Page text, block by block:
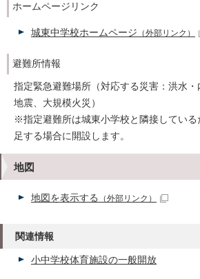
ホームページリンク
城東中学校ホームページ （外部リンク）
避難所情報
指定緊急避難場所（対応する災害：洪水・
地震、大規模火災）
※指定避難所は城東小学校と隣接している
足する場合に開設します。
地図
地図を表示する （外部リンク）
関連情報
小中学校体育施設の一般開放